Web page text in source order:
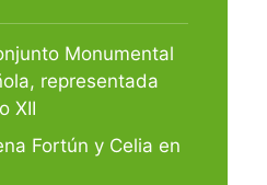
Monumental
representada
XII
Fortún y Celia en